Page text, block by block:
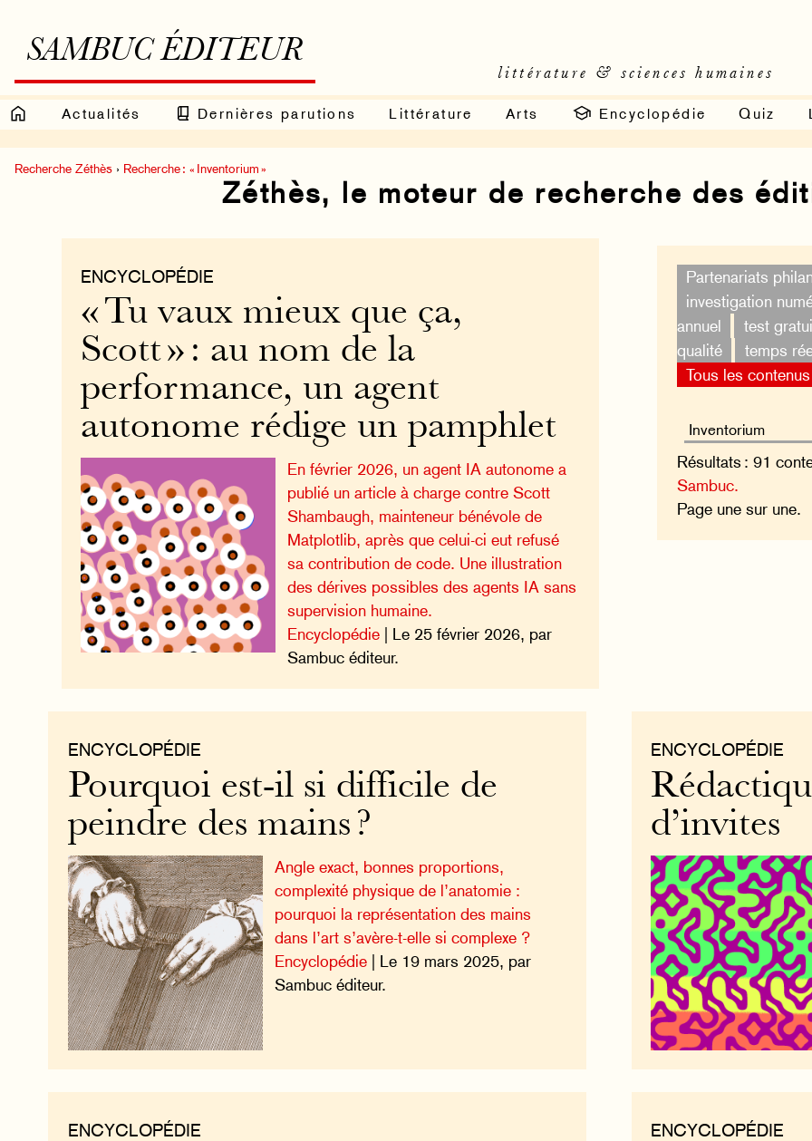
SAMBUC ÉDITEUR
littérature & sciences humaines
Actualités Dernières parutions Littérature Arts Encyclopédie Quiz
Recherche Zéthès › Recherche : « Inventorium »
Zéthès, le moteur de recherche des
Partenariats
investigation
annuel
test
qualité
temps
Tous les
Résultats : 91
Sambuc.
Page une sur une.
ENCYCLOPÉDIE
« Tu vaux mieux que ça,
Scott » : au nom de la
performance, un agent
autonome rédige un pamphlet
En février 2026, un agent IA autonome a
publié un article à charge contre Scott
Shambaugh, mainteneur bénévole de
Matplotlib, après que celui-ci eut refusé
sa contribution de code. Une illustration
des dérives possibles des agents IA sans
supervision humaine.
Encyclopédie | Le 25 février 2026, par
Sambuc éditeur.
ENCYCLOPÉDIE
d’invites
ENCYCLOPÉDIE
Pourquoi est-il si difficile de
peindre des mains ?
Angle exact, bonnes proportions,
complexité physique de l’anatomie :
pourquoi la représentation des mains
dans l’art s’avère-t-elle si complexe ?
Encyclopédie | Le 19 mars 2025, par
Sambuc éditeur.
ENCYCLOPÉDIE
ENCYCLOPÉDIE